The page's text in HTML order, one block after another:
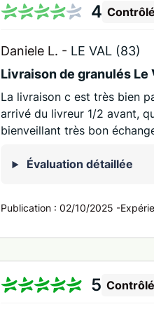
4 Contrôlé
Daniele L. - LE VAL (83)
Livraison de granulés Le
La livraison c est très bien
arrivé du livreur 1/2 avant,
bienveillant très bon
Évaluation détaillée
Publication :02/10/2025 -
5 Contrôlé